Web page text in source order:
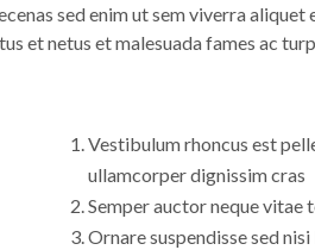
sed enim ut sem viverra aliquet
et netus et malesuada fames ac
Vestibulum rhoncus est
ullamcorper dignissim cras
Semper auctor neque vitae
Ornare suspendisse sed nisi